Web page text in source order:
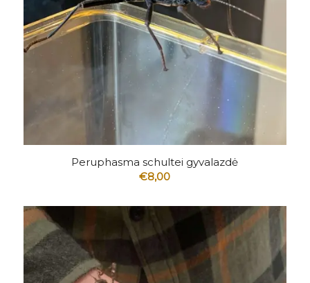
Peruphasma schultei gyvalazdė
€8,00